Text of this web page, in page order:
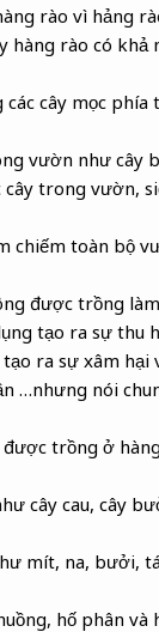
rào vì hảng
rào có
cây mọc
vườn như cây
trong vườn,
chiếm toàn bộ
được trồng
tạo ra sự
ra sự xâm
…nhưng nói
trồng ở
cây cau, cây
mít, na,
hố phân và